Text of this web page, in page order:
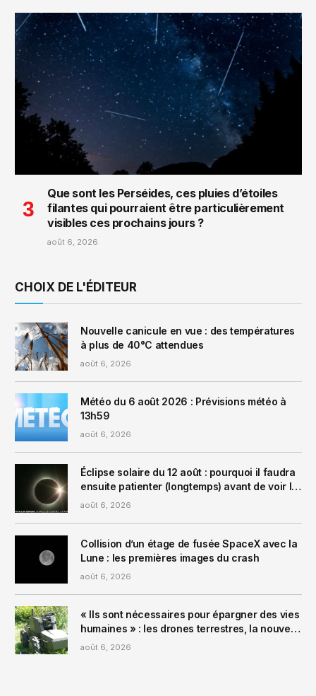
Que sont les Perséides, ces pluies d’étoiles
filantes qui pourraient être particulièrement
visibles ces prochains jours ?
août 6, 2026
CHOIX DE L'ÉDITEUR
Nouvelle canicule en vue : des températures
à plus de 40°C attendues
août 6, 2026
Météo du 6 août 2026 : Prévisions météo à
13h59
août 6, 2026
Éclipse solaire du 12 août : pourquoi il faudra
ensuite patienter (longtemps) avant de voir la
prochaine en France
août 6, 2026
Collision d’un étage de fusée SpaceX avec la
Lune : les premières images du crash
août 6, 2026
« Ils sont nécessaires pour épargner des vies
humaines » : les drones terrestres, la nouvelle
arme de l’Ukraine
août 6, 2026